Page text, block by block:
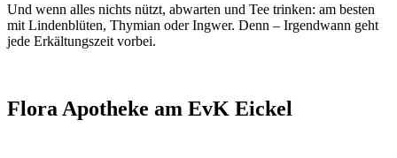
Und wenn alles nichts nützt, abwarten und Tee trinken: am besten
mit Lindenblüten, Thymian oder Ingwer. Denn – Irgendwann geht
jede Erkältungszeit vorbei.
Flora Apotheke am EvK Eickel